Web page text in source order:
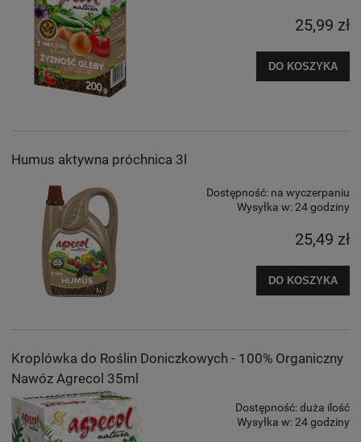
25,99 zł
DO KOSZYKA
Humus aktywna próchnica 3l
Dostępność: na wyczerpaniu
Wysyłka w:24 godziny
25,49 zł
DO KOSZYKA
Kroplówka do Roślin Doniczkowych - 100% Organiczny
Nawóz Agrecol 35ml
Dostępność:duża ilość
Wysyłka w:24 godziny